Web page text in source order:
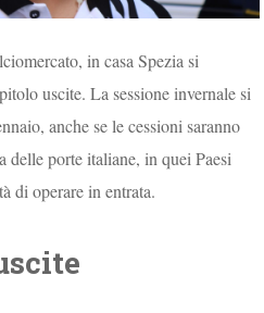
in casa Spezia si
uscite. La sessione invernale si
anche se le cessioni saranno
delle porte italiane, in quei Paesi
di operare in entrata.